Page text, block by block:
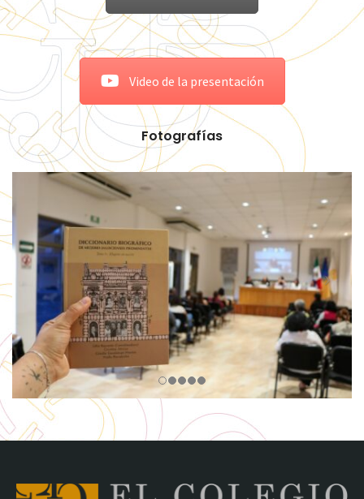
Video de la presentación
Fotografías